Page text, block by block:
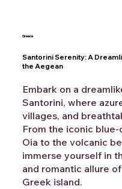
Greece
Santorini Serenity: A
the Aegean
Embark on a
Santorini, where
villages, and
From the iconic
Oia to the volcanic
immerse yourself in
and romantic allure
Greek island.